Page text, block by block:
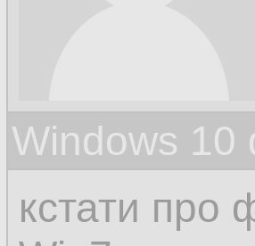
Windows
кстати